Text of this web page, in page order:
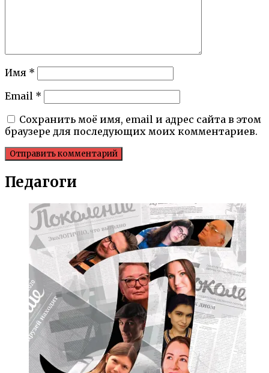
Имя *
Email *
Сохранить моё имя, email и адрес сайта в этом
браузере для последующих моих комментариев.
Педагоги